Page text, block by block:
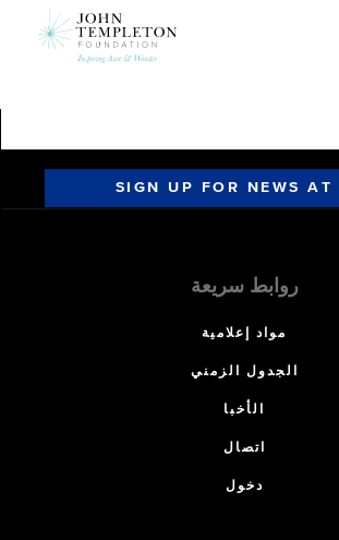
SIGN UP FOR NEWS AT
روابط سريعة
مواد إعلامية
الجدول الزمني
الأخبا
اتصال
دخول